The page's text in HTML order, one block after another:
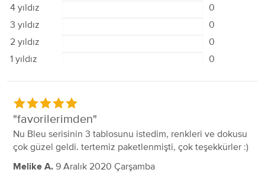
4 yıldız
0
3 yıldız
0
2 yıldız
0
1 yıldız
0
favorilerimden
Nu Bleu serisinin 3 tablosunu istedim, renkleri ve dokusu
çok güzel geldi. tertemiz paketlenmişti, çok teşekkürler :)
Melike A. 9 Aralık 2020 Çarşamba